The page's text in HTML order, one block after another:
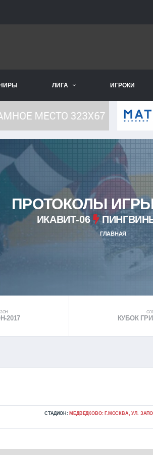
ЛИГА ИГРОКИ
ПРОТОКОЛЫ
ИКАВИТ-06
ГЛАВНАЯ
2017 КУБОК
СТАДИОН: МЕДВЕДКОВО: Г.МОСКВА, УЛ.